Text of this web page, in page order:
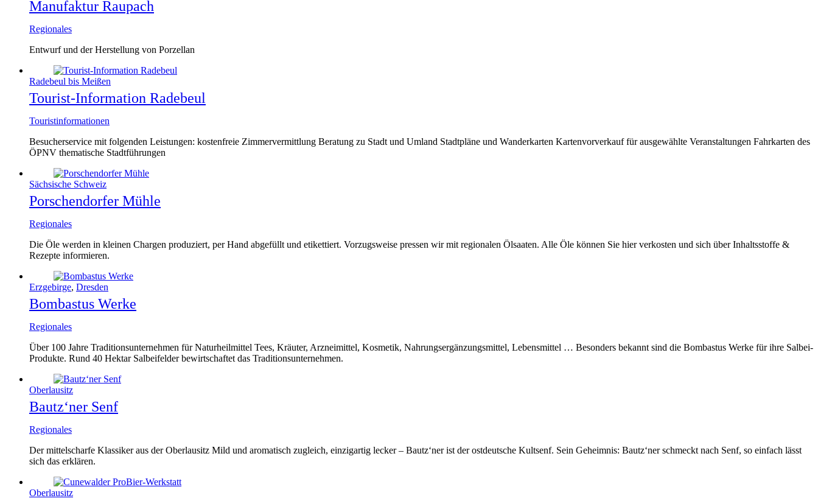
Manufaktur Raupach
Regionales
Entwurf und der Herstellung von Porzellan
Radebeul bis Meißen
Tourist-Information Radebeul
Touristinformationen
Besucherservice mit folgenden Leistungen: kostenfreie Zimmervermittlung Beratung zu Stadt und Umland Stadtpläne und Wanderkarten Kartenvorverkauf für ausgewählte Veranstaltungen Fahrkarten des
ÖPNV thematische Stadtführungen
Sächsische Schweiz
Porschendorfer Mühle
Regionales
Die Öle werden in kleinen Chargen produziert, per Hand abgefüllt und etikettiert. Vorzugsweise pressen wir mit regionalen Ölsaaten. Alle Öle können Sie hier verkosten und sich über Inhaltsstoffe &
Rezepte informieren.
Erzgebirge, Dresden
Bombastus Werke
Regionales
Über 100 Jahre Traditionsunternehmen für Naturheilmittel Tees, Kräuter, Arzneimittel, Kosmetik, Nahrungsergänzungsmittel, Lebensmittel … Besonders bekannt sind die Bombastus Werke für ihre Salbei-
Produkte. Rund 40 Hektar Salbeifelder bewirtschaftet das Traditionsunternehmen.
Oberlausitz
Bautz‘ner Senf
Regionales
Der mittelscharfe Klassiker aus der Oberlausitz Mild und aromatisch zugleich, einzigartig lecker – Bautz‘ner ist der ostdeutsche Kultsenf. Sein Geheimnis: Bautz‘ner schmeckt nach Senf, so einfach lässt
sich das erklären.
Oberlausitz